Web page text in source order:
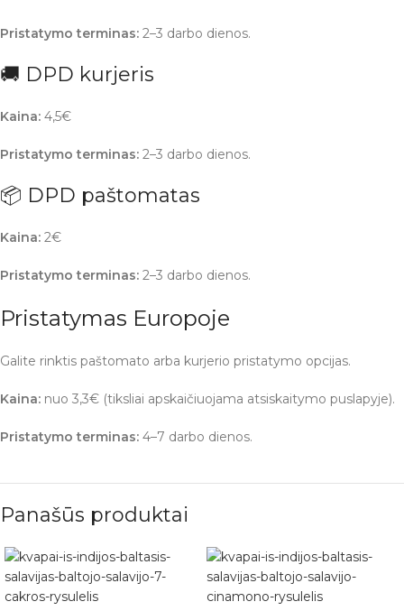
Pristatymo terminas: 2–3 darbo dienos.
🚚 DPD kurjeris
Kaina: 4,5€
Pristatymo terminas: 2–3 darbo dienos.
📦 DPD paštomatas
Kaina: 2€
Pristatymo terminas: 2–3 darbo dienos.
Pristatymas Europoje
Galite rinktis paštomato arba kurjerio pristatymo opcijas.
Kaina: nuo 3,3€ (tiksliai apskaičiuojama atsiskaitymo puslapyje).
Pristatymo terminas: 4–7 darbo dienos.
Panašūs produktai